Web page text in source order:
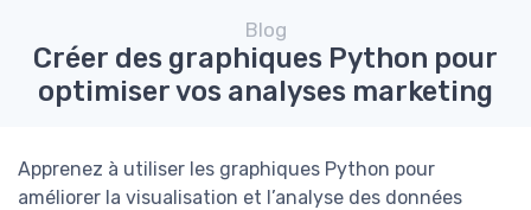
Blog
Créer des graphiques Python pour
optimiser vos analyses marketing
Apprenez à utiliser les graphiques Python pour
améliorer la visualisation et l’analyse des données